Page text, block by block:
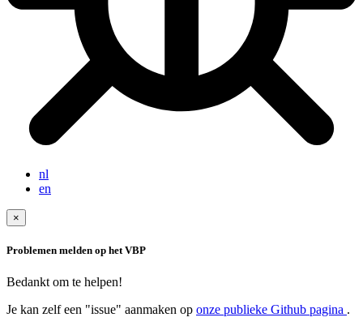
nl
en
×
Problemen melden op het VBP
Bedankt om te helpen!
Je kan zelf een "issue" aanmaken op onze publieke Github pagina .